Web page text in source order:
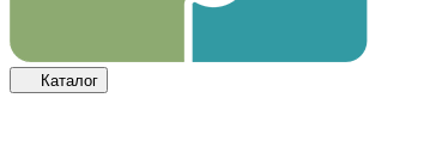
Каталог